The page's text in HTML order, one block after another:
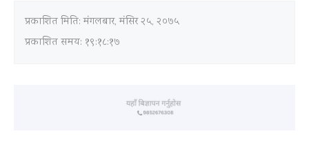
प्रकाशित मिति:मंगलबार, मंसिर २५, २०७५
प्रकाशित समय: १९:१८:१७